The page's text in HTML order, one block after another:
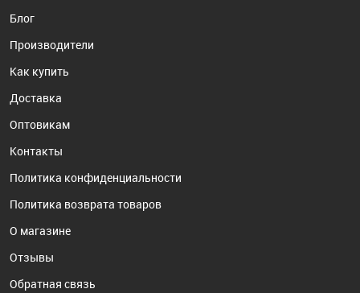
Блог
Производители
Как купить
Доставка
Оптовикам
Контакты
Политика конфиденциальности
Политика возврата товаров
О магазине
Отзывы
Обратная связь